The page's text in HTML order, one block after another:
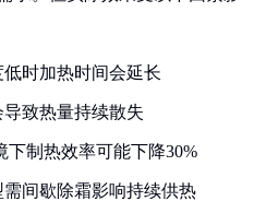
时加热时间会延长
致热量持续散失
制热效率可能下降30%
间歇除霜影响持续供热